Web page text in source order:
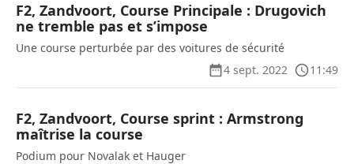
F2, Zandvoort, Course Principale : Drugovich
ne tremble pas et s’impose
Une course perturbée par des voitures de sécurité
4 sept. 2022
11:49
F2, Zandvoort, Course sprint : Armstrong
maîtrise la course
Podium pour Novalak et Hauger